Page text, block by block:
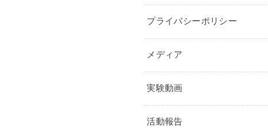
プライバシーポリシー
メディア
実験動画
活動報告